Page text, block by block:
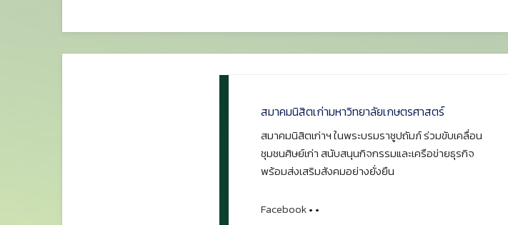
สมาคมนิสิตเก่ามหาวิทยาลัยเกษตรศาสตร์
สมาคมนิสิตเก่าฯ ในพระบรมราชูปถัมภ์ ร่วมขับเคลื่อน
ชุมชนศิษย์เก่า สนับสนุนกิจกรรมและเครือข่ายธุรกิจ
พร้อมส่งเสริมสังคมอย่างยั่งยืน
Facebook• •